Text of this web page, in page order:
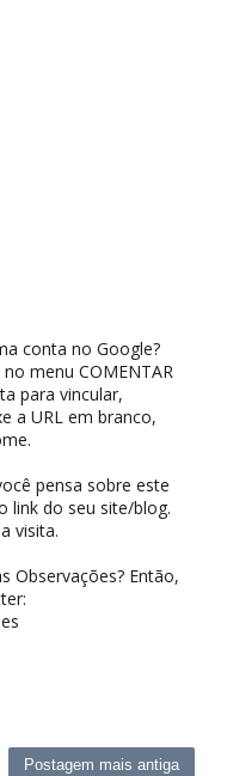
conta no Google?
menu COMENTAR
para vincular,
a URL em branco,
pensa sobre este
link do seu site/blog.
visita.
Observações? Então,
Postagem mais antiga